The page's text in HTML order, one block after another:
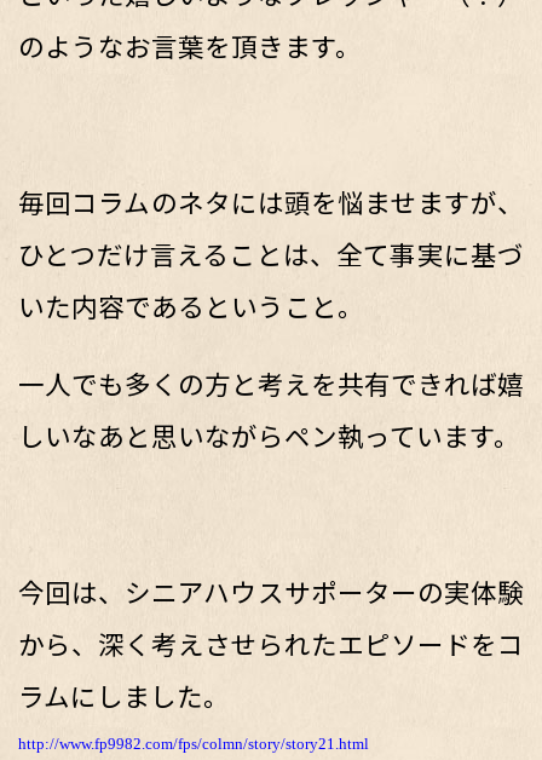
のようなお言葉を頂きます。
毎回コラムのネタには頭を悩ませますが、
ひとつだけ言えることは、全て事実に基づ
いた内容であるということ。
一人でも多くの方と考えを共有できれば嬉
しいなあと思いながらペン執っています。
今回は、シニアハウスサポーターの実体験
から、深く考えさせられたエピソードをコ
ラムにしました。
http://www.fp9982.com/fps/colmn/story/story21.html